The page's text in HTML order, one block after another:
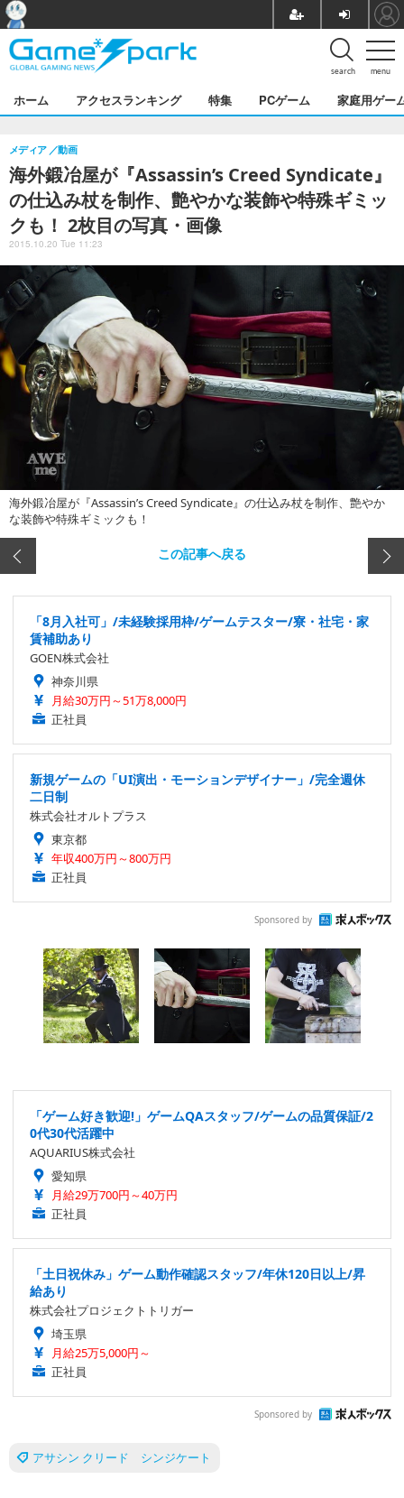
menu
search
ホーム アクセスランキング 特集 PCゲーム 家庭用ゲー
海外鍛冶屋が『Assassin’s Creed Syndicate』
の仕込み杖を制作、艶やかな装飾や特殊ギミッ
クも！ 2枚目の写真・画像
メディア 動画
2015.10.20 Tue 11:23
海外鍛冶屋が『Assassin’s Creed Syndicate』の仕込み杖を制作、艶やか
な装飾や特殊ギミックも！
この記事へ戻る
「8月入社可」/未経験採用枠/ゲームテスター/寮・社宅・家
賃補助あり
GOEN株式会社
神奈川県
月給30万円～51万8,000円
正社員
新規ゲームの「UI演出・モーションデザイナー」/完全週休
二日制
株式会社オルトプラス
東京都
年収400万円～800万円
正社員
Sponsored by
「ゲーム好き歓迎!」ゲームQAスタッフ/ゲームの品質保証/2
0代30代活躍中
AQUARIUS株式会社
愛知県
月給29万700円～40万円
正社員
「土日祝休み」ゲーム動作確認スタッフ/年休120日以上/昇
給あり
株式会社プロジェクトトリガー
埼玉県
月給25万5,000円～
正社員
Sponsored by
アサシン クリード シンジケート